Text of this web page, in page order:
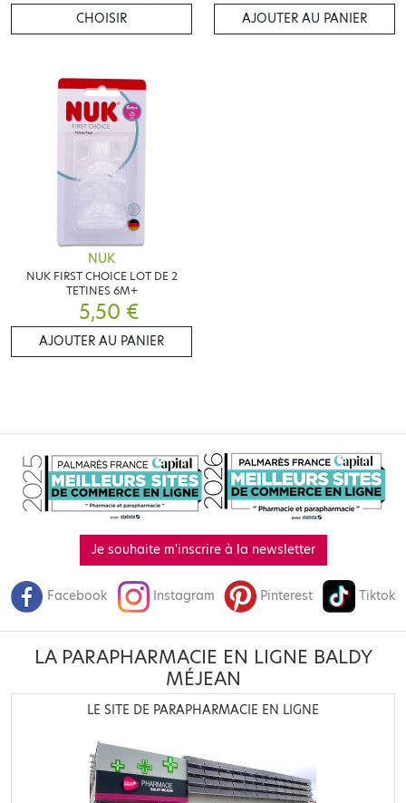
CHOISIR AJOUTER AU PANIER
NUK
NUK FIRST CHOICE LOT DE 2
TETINES 6M+
5,50 €
AJOUTER AU PANIER
Je souhaite m'inscrire à la newsletter
Facebook Instagram Pinterest Tiktok
LA PARAPHARMACIE EN LIGNE BALDY
MÉJEAN
LE SITE DE PARAPHARMACIE EN LIGNE